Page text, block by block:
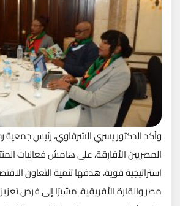
وأكد الدكتور يسري الشرقاوي، رئيس جمعية
المصريين الأفارقة، على هامش فعاليات
استراتيجية قوية، هدفها تنمية التعاون
مصر والقارة الأفريقية، مشيرًا إلى فرص تعزيز